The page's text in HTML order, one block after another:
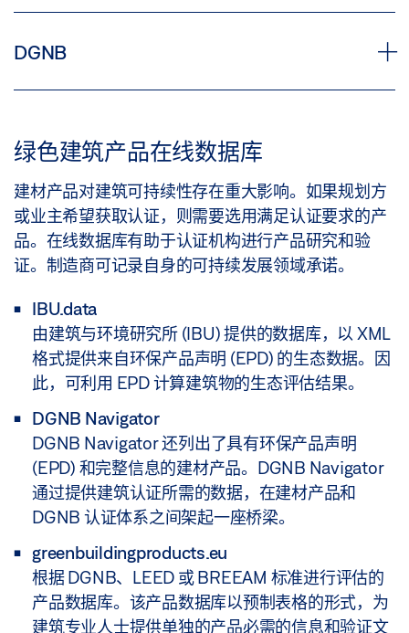
1990 年在英国建立。BREEAM 使用简单积分系统，
按照八个评估类别、四个等级授予质量标志。该标准
考虑了全球、地区、本地和室内设计层面的影响。
BREEAM 最初评估了从规划到实施和应用环节。该流
期，纳入了调整后的环境影响权重。此外，其中还引
入了强制积分。
评估类别
管理
能源
土地消耗与生态
卫生和健康
运输
材料
污染
应用领域
翻新和新建
美国 LEED 体系（能源与环境设计先锋）于 1998 年
基于英国 BREEAM 认证体系制定。该认证于 2002
年被加拿大引入。其沿用了美国体系要求，但修改了
节。
此体系依据单独的标准，采用积分形式评估建筑。得
分总和决定了认证过程中对建筑的分类。LEED 涉及
生命周期的所有阶段。华盛顿美国绿色建筑委员会
(USGBC) 和渥太华加拿大绿色建筑委员会 (CaGBC)
负责该体系及其进一步开发。
评估类别
可持续土地和土壤
用水效率
能源与大气
材料和资源
室内设计质量
创新和设计流程
应用领域
DGNB
（DGNB，本身成立于 2007 年）授予德国可持续建
筑质量标志。
在为德国开发自己的证书时，DGNB 的要求是填补现
有体系的空白，并且引入进一步的质量准则，它们同
样也会顾及到德国的标准和规范。该体系基于生命周
济和社会文化方面的主题 - 也就是说可持续性的所有
三大支柱。此外，在楼宇规划和建造方面，技术、过
程和地点同样也起到一定作用。另外，证书也考虑到
了地区特色和建筑材料。就算是为了达到最低的认证
评估类别
生态
经济学
社会和功能因素
技术
流程
绿色建筑产品在线数据库
建材产品对建筑可持续性存在重大影响。如果规划方
或业主希望获取认证，则需要选用满足认证要求的产
品。在线数据库有助于认证机构进行产品研究和验
证。制造商可记录自身的可持续发展领域承诺。
IBU.data
由建筑与环境研究所 (IBU) 提供的数据库，以 XML
格式提供来自环保产品声明 (EPD) 的生态数据。因
此，可利用 EPD 计算建筑物的生态评估结果。
DGNB Navigator
DGNB Navigator 还列出了具有环保产品声明
(EPD) 和完整信息的建材产品。DGNB Navigator
通过提供建筑认证所需的数据，在建材产品和
DGNB 认证体系之间架起一座桥梁。
greenbuildingproducts.eu
根据 DGNB、LEED 或 BREEAM 标准进行评估的
产品数据库。该产品数据库以预制表格的形式，为
建筑专业人士提供单独的产品必需的信息和验证文